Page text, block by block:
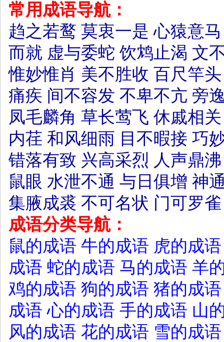
常用成语导航：
趋之若鹜 莫衷一是 心猿意马
而就 虚与委蛇 饮鸩止渴 文
惟妙惟肖 美不胜收 百尺竿头
痛疾 间不容发 不卑不亢 旁
凤毛麟角 草长莺飞 休戚相关
内荏 和风细雨 目不暇接 巧
错落有致 兴高采烈 人声鼎沸
鼠眼 水泄不通 与日俱增 神
集腋成裘 不可名状 门可罗雀
成语分类导航：
鼠的成语 牛的成语 虎的成语
成语 蛇的成语 马的成语 羊
鸡的成语 狗的成语 猪的成语
成语 心的成语 手的成语 山
风的成语 花的成语 雪的成语